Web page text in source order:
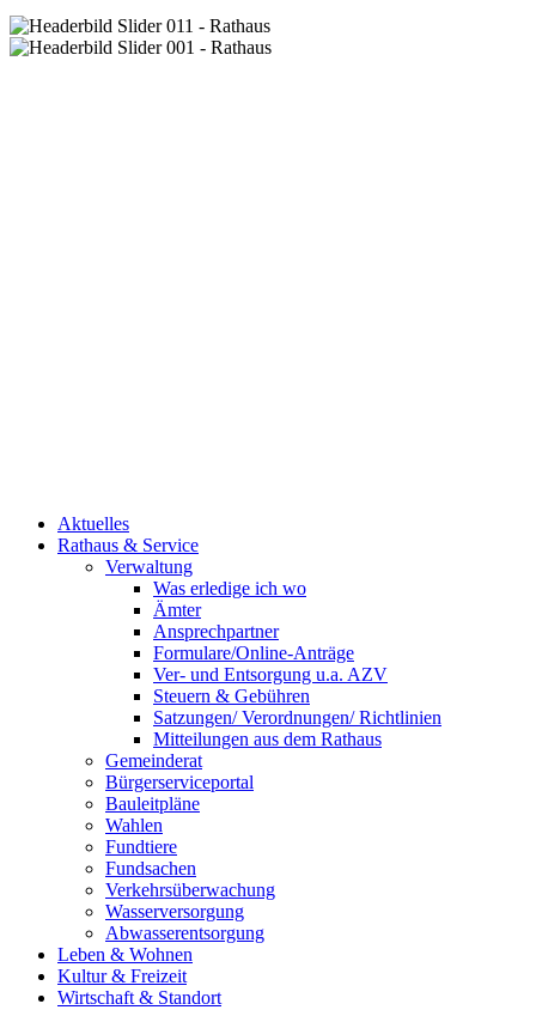
Aktuelles
Rathaus & Service
Verwaltung
Was erledige ich wo
Ämter
Ansprechpartner
Formulare/Online-Anträge
Ver- und Entsorgung u.a. AZV
Steuern & Gebühren
Satzungen/ Verordnungen/ Richtlinien
Mitteilungen aus dem Rathaus
Gemeinderat
Bürgerserviceportal
Bauleitpläne
Wahlen
Fundtiere
Fundsachen
Verkehrsüberwachung
Wasserversorgung
Abwasserentsorgung
Leben & Wohnen
Kultur & Freizeit
Wirtschaft & Standort